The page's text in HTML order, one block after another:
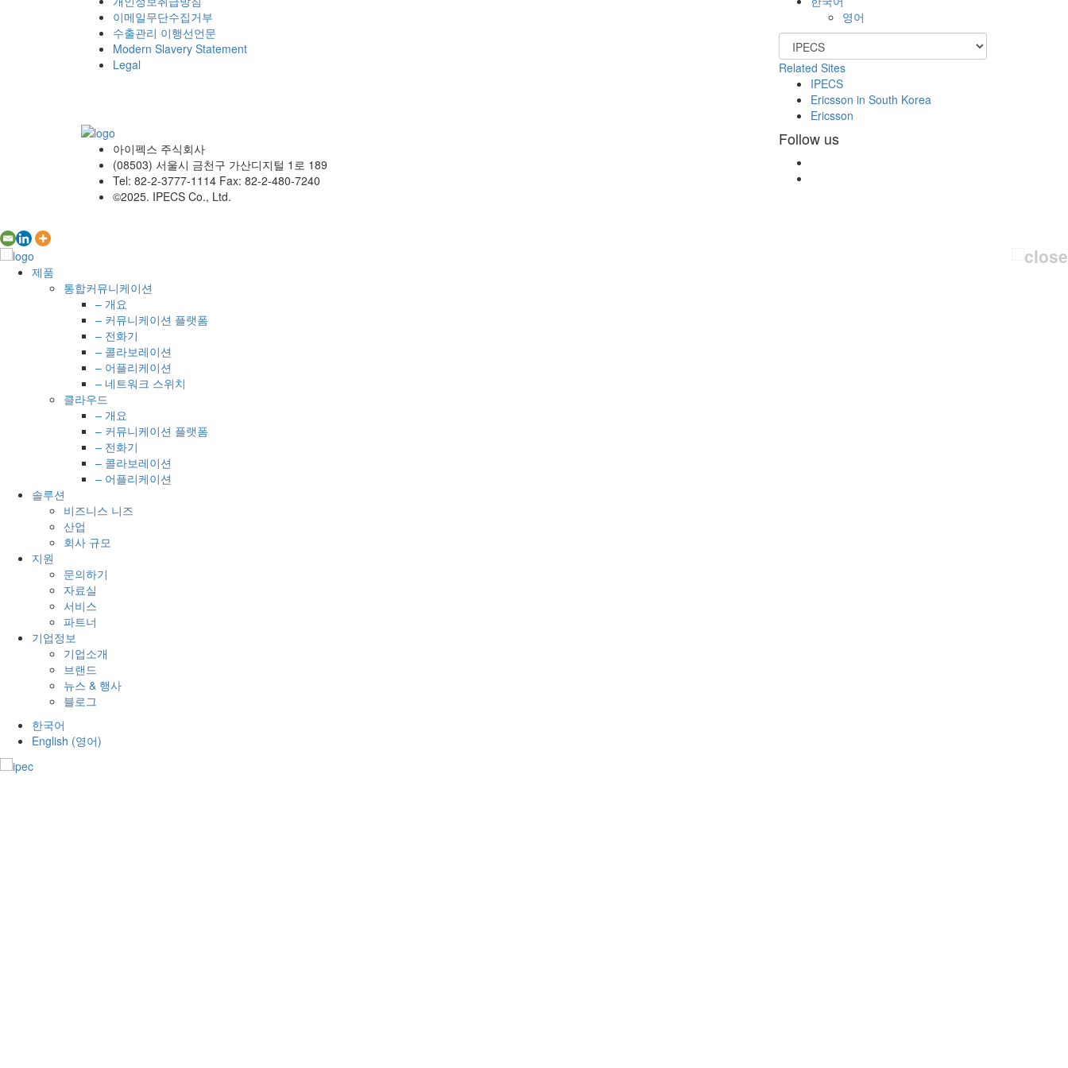
이메일무단수집거부
수출관리 이행선언문
Modern Slavery Statement
Legal
영어
Related Sites
IPECS
Ericsson in South Korea
Ericsson
아이펙스 주식회사
(08503) 서울시 금천구 가산디지털 1로 189
Tel: 82-2-3777-1114 Fax: 82-2-480-7240
©2025. IPECS Co., Ltd.
Follow us
제품
통합커뮤니케이션
– 개요
– 커뮤니케이션 플랫폼
– 전화기
– 콜라보레이션
– 어플리케이션
– 네트워크 스위치
클라우드
– 개요
– 커뮤니케이션 플랫폼
– 전화기
– 콜라보레이션
– 어플리케이션
솔루션
비즈니스 니즈
산업
회사 규모
지원
문의하기
자료실
서비스
파트너
기업정보
기업소개
브랜드
뉴스 & 행사
블로그
한국어
English (영어)